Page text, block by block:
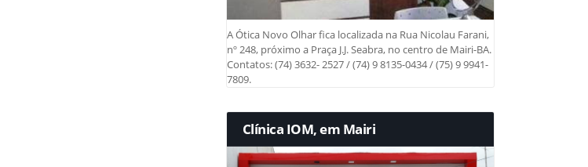
A Ótica Novo Olhar fica localizada na Rua Nicolau Farani,
nº 248, próximo a Praça J.J. Seabra, no centro de Mairi-BA.
Contatos: (74) 3632- 2527 / (74) 9 8135-0434 / (75) 9 9941-
7809.
Clínica IOM, em Mairi